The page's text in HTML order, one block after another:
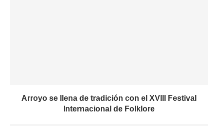
Arroyo se llena de tradición con el XVIII Festival
Internacional de Folklore